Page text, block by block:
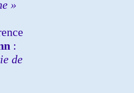
»
:
de